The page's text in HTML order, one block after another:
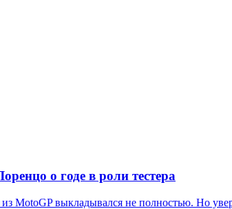
о годе в роли тестера
MotoGP выкладывался не полностью. Но